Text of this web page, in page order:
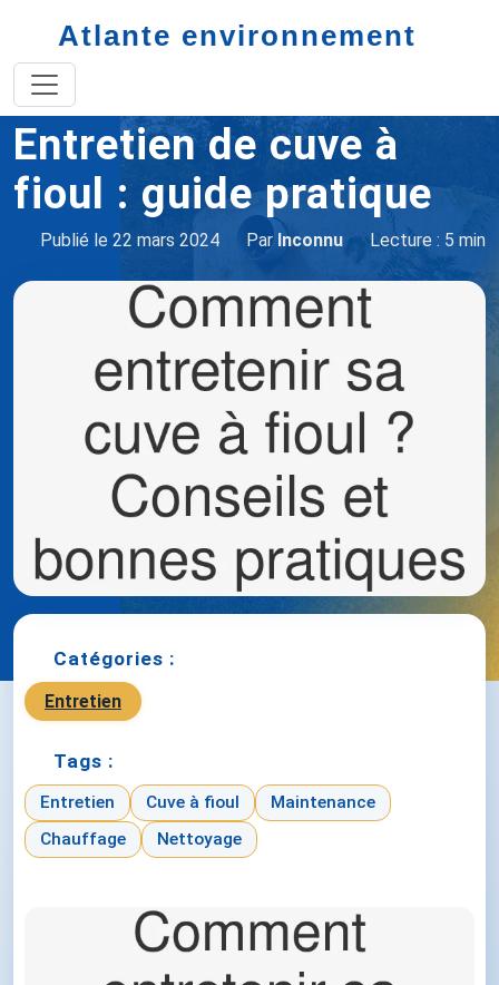
Atlante environnement
Accueil
Entretien de cuve à
fioul : guide pratique
Publié le 22 mars 2024 Par Inconnu Lecture : 5 min
Catégories :
Entretien
Tags :
Entretien Cuve à fioul
Maintenance
Chauffage
Nettoyage